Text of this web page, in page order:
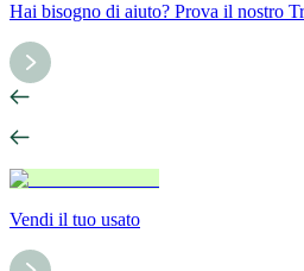
Hai bisogno di aiuto? Prova il nostro
Vendi il tuo usato